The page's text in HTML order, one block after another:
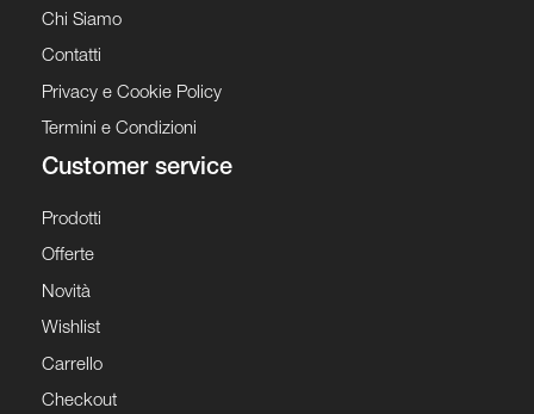
Chi Siamo
Contatti
Privacy e Cookie Policy
Termini e Condizioni
Customer service
Prodotti
Offerte
Novità
Wishlist
Carrello
Checkout